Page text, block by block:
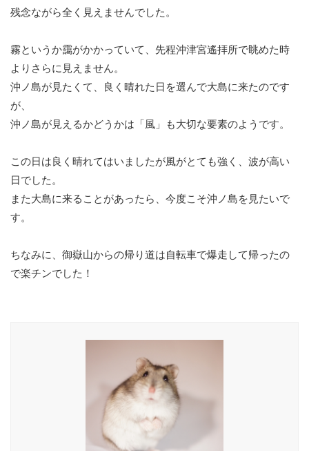
残念ながら全く見えませんでした。
霧というか靄がかかっていて、先程沖津宮遙拝所で眺めた時
よりさらに見えません。
沖ノ島が見たくて、良く晴れた日を選んで大島に来たのです
が、
沖ノ島が見えるかどうかは「風」も大切な要素のようです。
この日は良く晴れてはいましたが風がとても強く、波が高い
日でした。
また大島に来ることがあったら、今度こそ沖ノ島を見たいで
す。
ちなみに、御嶽山からの帰り道は自転車で爆走して帰ったの
で楽チンでした！